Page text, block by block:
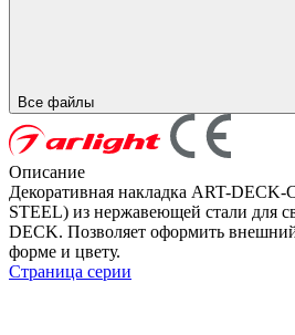
Все файлы
Описание
Декоративная накладка ART-
STEEL) из нержавеющей стали для
DECK. Позволяет оформить
форме и цвету.
Страница серии